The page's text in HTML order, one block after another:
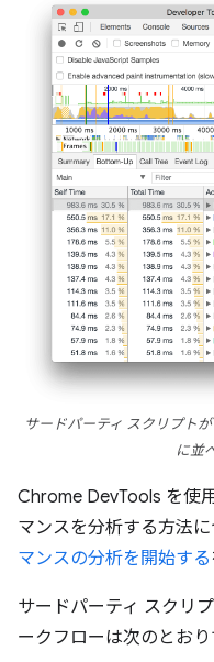
サードパーティ スクリプト
に並
Chrome DevTools を使
マンスを分析する方法に
マンスの分析を開始する
サードパーティ スクリ
ークフローは次のとおり